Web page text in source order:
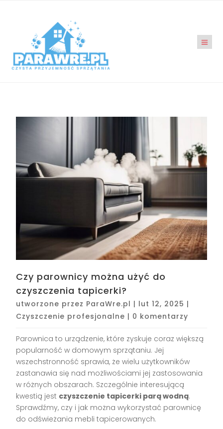
Czy parownicy można użyć do
czyszczenia tapicerki?
utworzone przez ParaWre.pl | lut 12, 2025 |
Czyszczenie profesjonalne | 0 komentarzy
Parownica to urządzenie, które zyskuje coraz większą
popularność w domowym sprzątaniu. Jej
wszechstronność sprawia, że wielu użytkowników
zastanawia się nad możliwościami jej zastosowania
w różnych obszarach. Szczególnie interesującą
kwestią jest czyszczenie tapicerki parą wodną.
Sprawdźmy, czy i jak można wykorzystać parownicę
do odświeżania mebli tapicerowanych.